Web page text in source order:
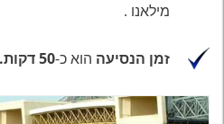
מילאנו .
זמן הנסיעה הוא כ-50 דקות.